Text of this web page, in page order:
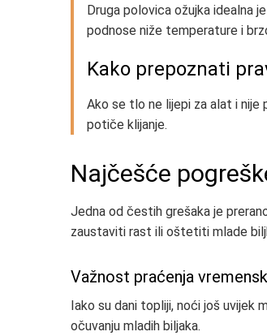
Druga polovica ožujka idealna
podnose niže temperature i
Kako prepoznati
Ako se tlo ne lijepi za alat i nije
potiče klijanje.
Najčešće
Jedna od čestih grešaka je
zaustaviti rast ili oštetiti mlade
Važnost praćenja
Iako su dani topliji, noći još
očuvanju mladih biljaka.